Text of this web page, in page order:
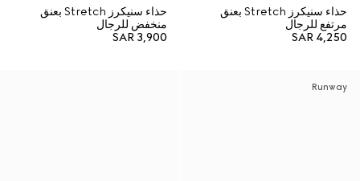
حذاء سنيكرز Stretch بعنق
مرتفع للرجال
SAR 4,250
حذاء سنيكرز Stretch بعنق
منخفض للرجال
SAR 3,900
Runway